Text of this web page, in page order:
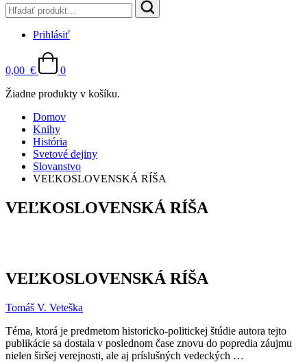
Prihlásiť
0,00 €
0
Žiadne produkty v košíku.
Domov
Knihy
História
Svetové dejiny
Slovanstvo
VEĽKOSLOVENSKÁ RÍŠA
VEĽKOSLOVENSKÁ RÍŠA
VEĽKOSLOVENSKÁ RÍŠA
Tomáš V. Veteška
Téma, ktorá je predmetom historicko-politickej štúdie autora tejto
publikácie sa dostala v poslednom čase znovu do popredia záujmu
nielen širšej verejnosti, ale aj príslušných vedeckých …